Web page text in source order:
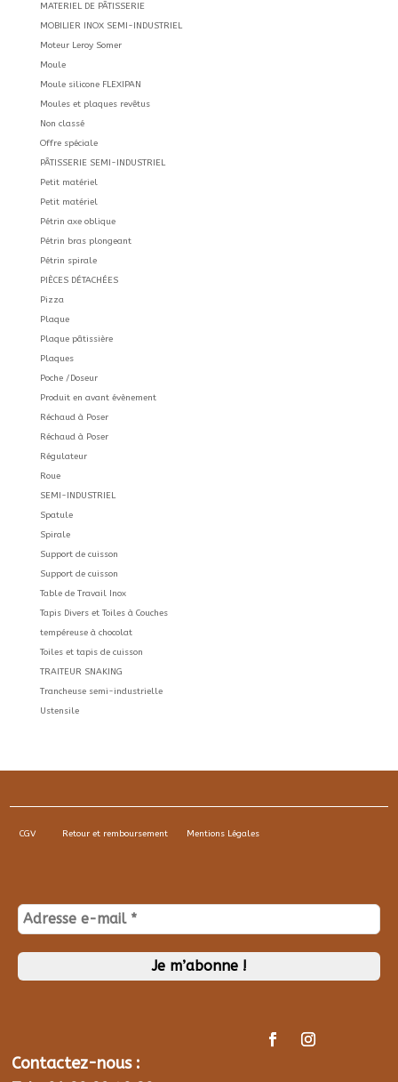
MATERIEL DE PÂTISSERIE
MOBILIER INOX SEMI-INDUSTRIEL
Moteur Leroy Somer
Moule
Moule silicone FLEXIPAN
Moules et plaques revêtus
Non classé
Offre spéciale
PÂTISSERIE SEMI-INDUSTRIEL
Petit matériel
Petit matériel
Pétrin axe oblique
Pétrin bras plongeant
Pétrin spirale
PIÈCES DÉTACHÉES
Pizza
Plaque
Plaque pâtissière
Plaques
Poche /Doseur
Produit en avant évènement
Réchaud à Poser
Réchaud à Poser
Régulateur
Roue
SEMI-INDUSTRIEL
Spatule
Spirale
Support de cuisson
Support de cuisson
Table de Travail Inox
Tapis Divers et Toiles à Couches
tempéreuse à chocolat
Toiles et tapis de cuisson
TRAITEUR SNAKING
Trancheuse semi-industrielle
Ustensile
CGV Retour et remboursement Mentions Légales
Contactez-nous :